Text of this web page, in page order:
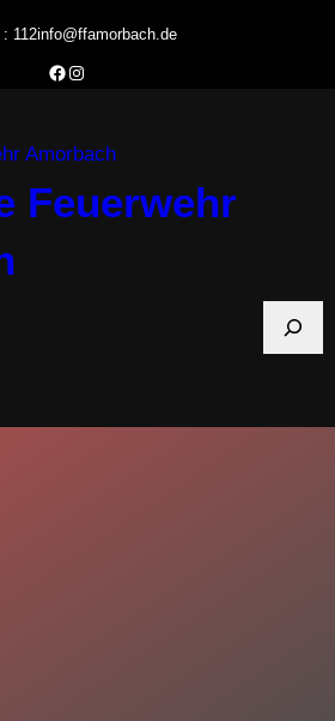
: 112info@ffamorbach.de
Facebook Feuerwehr Amorbach
Instagram Feuerwehr Amorbach
Feuerwehr
h